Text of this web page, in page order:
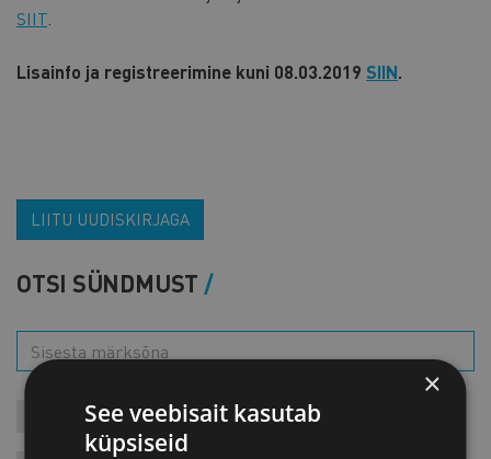
SIIT
Lisainfo ja registreerimine kuni 08.03.2019 SIIN.
LIITU UUDISKIRJAGA
OTSI SÜNDMUST
KONTAKTÜRITUSED KOOLITUSED LIIKMEÜRITUSED
×
See veebisait kasutab
küpsiseid